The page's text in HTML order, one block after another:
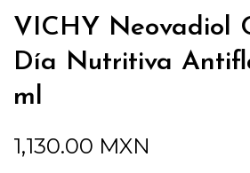
VICHY Neovadiol
Día Nutritiva
ml
1,130.00 MXN